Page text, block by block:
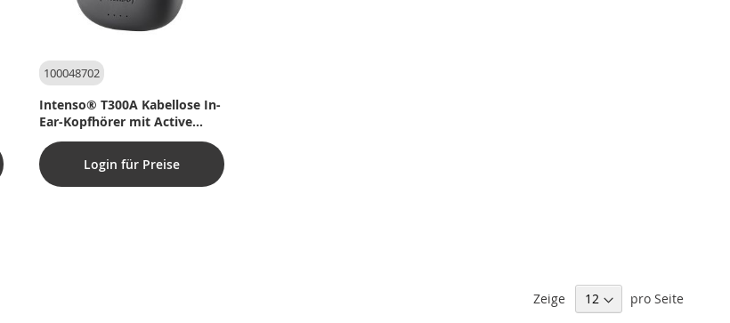
100048702
Intenso® T300A Kabellose In-
Ear-Kopfhörer mit Active
Noise Cancelling – Schwarz
Login für Preise
Zeige pro Seite